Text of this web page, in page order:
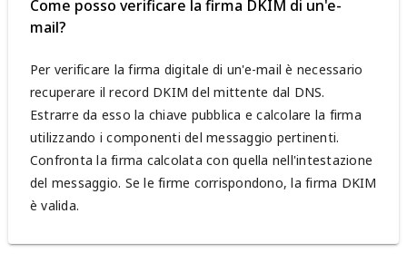
Come posso verificare la firma DKIM di un'e-
mail?
Per verificare la firma digitale di un'e-mail è necessario
recuperare il record DKIM del mittente dal DNS.
Estrarre da esso la chiave pubblica e calcolare la firma
utilizzando i componenti del messaggio pertinenti.
Confronta la firma calcolata con quella nell'intestazione
del messaggio. Se le firme corrispondono, la firma DKIM
è valida.